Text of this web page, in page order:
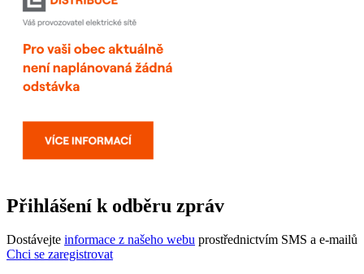
Přihlášení k odběru zpráv
Dostávejte informace z našeho webu prostřednictvím SMS a e-mailů
Chci se zaregistrovat